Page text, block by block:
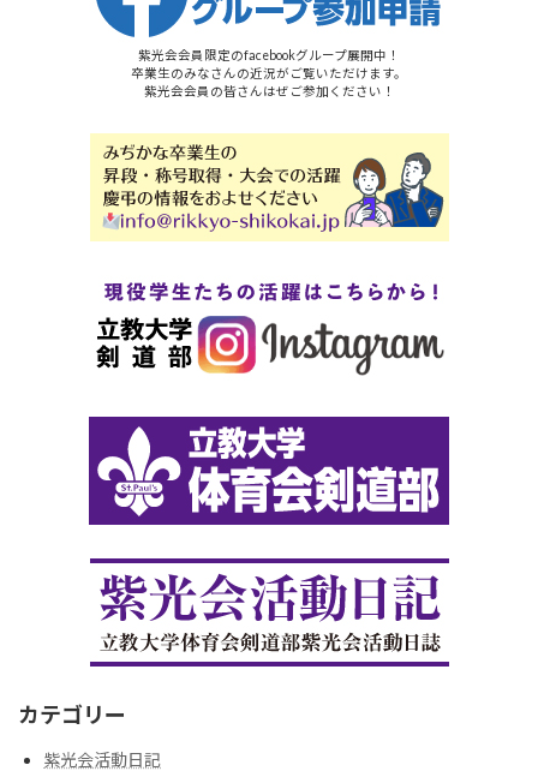
紫光会会員限定のfacebookグループ展開中！
卒業生のみなさんの近況がご覧いただけます。
紫光会会員の皆さんはぜご参加ください！
カテゴリー
紫光会活動日記